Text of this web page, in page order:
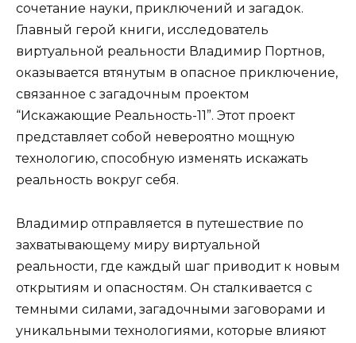
сочетание науки, приключений и загадок.
Главный герой книги, исследователь
виртуальной реальности Владимир Портнов,
оказывается втянутым в опасное приключение,
связанное с загадочным проектом
“Искажающие Реальность-11”. Этот проект
представляет собой невероятно мощную
технологию, способную изменять искажать
реальность вокруг себя.
Владимир отправляется в путешествие по
захватывающему миру виртуальной
реальности, где каждый шаг приводит к новым
открытиям и опасностям. Он сталкивается с
темными силами, загадочными заговорами и
уникальными технологиями, которые влияют